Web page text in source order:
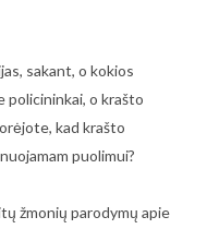
sakant, o kokios
policininkai, o krašto
kad krašto
puolimui?
žmonių parodymų apie